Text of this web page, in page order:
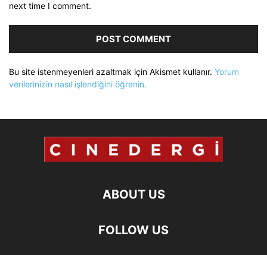
next time I comment.
Bu site istenmeyenleri azaltmak için Akismet kullanır. Yorum
verilerinizin nasıl işlendiğini öğrenin.
ABOUT US
FOLLOW US